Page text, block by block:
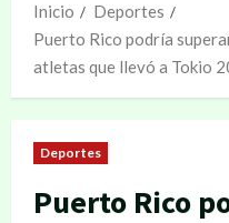
Inicio
Deportes
Puerto Rico podría
atletas que llevó a Tokio
Deportes
Puerto Rico